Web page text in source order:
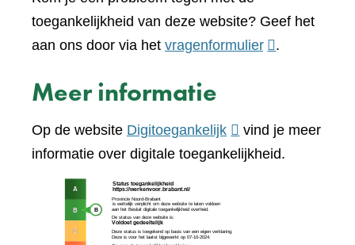
toegankelijkheid van deze website? Geef het
aan ons door via het vragenformulier(verwijst
website)
.
Meer informatie
Op de website Digitoegankelijk(verwijst
naar
vind je meer
informatie over digitale toegankelijkheid.